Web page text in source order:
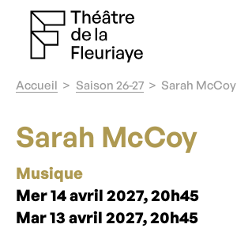
Accueil Saison 26-27 Sarah McCoy
Sarah McCoy
Musique
Mer 14 avril 2027, 20h45
Mar 13 avril 2027, 20h45